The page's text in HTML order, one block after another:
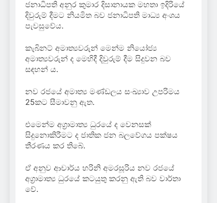
ජනාධිපති අනුර කුමාර දිසානායක මහතා ඉදිරියේ
දිවුරුම් දීමට නියමිත බව ජනාධිපති මාධ්‍ය අංශය
පැවසුවේය.
කැබිනට් අමාත්‍යවරුන් මෙන්ම නියෝජ්‍ය
අමාත්‍යවරුන් ද මෙහිදී දිවුරුම් දීම සිදුවන බව
සඳහන් ය.
නව රජයේ අමාත්‍ය මණ්ඩලය සංඛ්‍යාව උපරිමය
25කට සීමාවනු ඇත.
එමෙන්ම අග්‍රාමාත්‍ය ධුරයේ ද වෙනසක්
සිදුනොකිරීමට ද ජාතික ජන බලවේගය පක්ෂය
තීරණය කර තිබේ.
ඒ අනුව ආචාර්ය හරිනි අමරසූරිය නව රජයේ
අග්‍රාමාත්‍ය ධුරයේ කටයුතු කරනු ඇති බව වාර්තා
වේ.